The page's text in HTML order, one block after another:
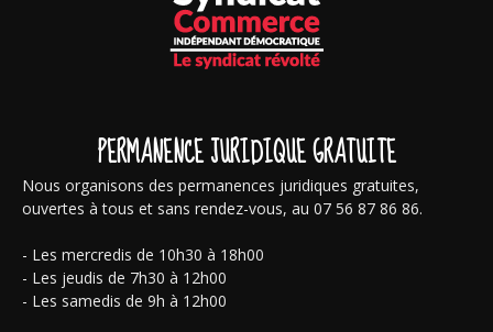
PERMANENCE JURIDIQUE GRATUITE
Nous organisons des permanences juridiques gratuites,
ouvertes à tous et sans rendez-vous, au 07 56 87 86 86.
- Les mercredis de 10h30 à 18h00
- Les jeudis de 7h30 à 12h00
- Les samedis de 9h à 12h00